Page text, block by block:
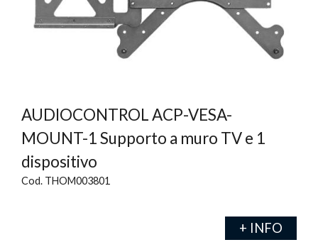
AUDIOCONTROL ACP-VESA-
MOUNT-1 Supporto a muro TV e 1
dispositivo
Cod. THOM003801
+ INFO